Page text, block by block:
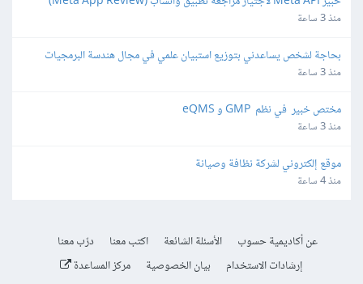
لمنصة SaaS
منذ 3 ساعة
بحاجة لشخص يساعدني بتوزيع استبيان علمي في مجال هندسة البرمجيات
منذ 3 ساعة
مختص خبير  في نظم  GMP و eQMS
منذ 3 ساعة
موقع إلكتروني لشركة نظافة وصيانة
منذ 4 ساعة
عن أكاديمية حسوب الأسئلة الشائعة اكتب معنا
درّب معنا
إرشادات الاستخدام
بيان الخصوصية مركز المساعدة